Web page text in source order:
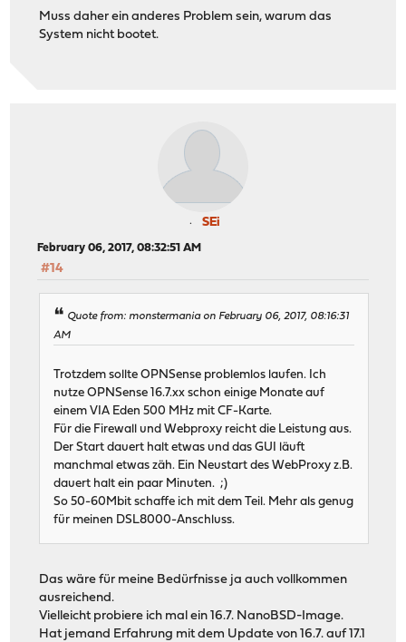
Muss daher ein anderes Problem sein, warum das
System nicht bootet.
SEi
February 06, 2017, 08:32:51 AM
#14
Quote from: monstermania on February 06, 2017, 08:16:31
AM
Trotzdem sollte OPNSense problemlos laufen. Ich
nutze OPNSense 16.7.xx schon einige Monate auf
einem VIA Eden 500 MHz mit CF-Karte.
Für die Firewall und Webproxy reicht die Leistung aus.
Der Start dauert halt etwas und das GUI läuft
manchmal etwas zäh. Ein Neustart des WebProxy z.B.
dauert halt ein paar Minuten. ;)
So 50-60Mbit schaffe ich mit dem Teil. Mehr als genug
für meinen DSL8000-Anschluss.
Das wäre für meine Bedürfnisse ja auch vollkommen
ausreichend.
Vielleicht probiere ich mal ein 16.7. NanoBSD-Image.
Hat jemand Erfahrung mit dem Update von 16.7. auf 17.1